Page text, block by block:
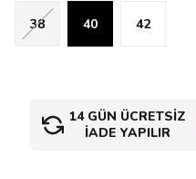
38 40 42
14 GÜN ÜCRETSİZ
İADE YAPILIR